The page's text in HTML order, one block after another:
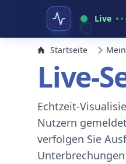
Live
Startseite
Live-
Echtzeit-
Nutzern
verfolgen Sie